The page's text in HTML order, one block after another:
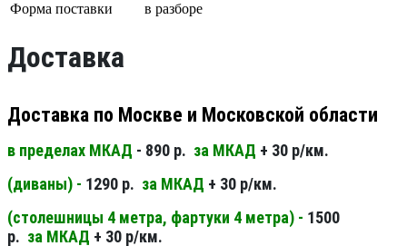
Форма поставки
в разборе
Доставка
Доставка по Москве и Московской области
в пределах МКАД - 890 р. за МКАД + 30 р/км.
(диваны) - 1290 р. за МКАД + 30 р/км.
(столешницы 4 метра, фартуки 4 метра) - 1500
р. за МКАД + 30 р/км.